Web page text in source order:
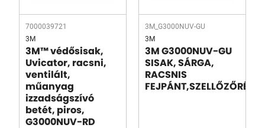
7000039721
3M
3M™ védősisak,
Uvicator, racsni,
ventilált,
műanyag
izzadságszívó
betét, piros,
G3000NUV-RD
3M_G3000NUV-GU
3M
3M G3000NUV-GU
SISAK, SÁRGA,
RACSNIS